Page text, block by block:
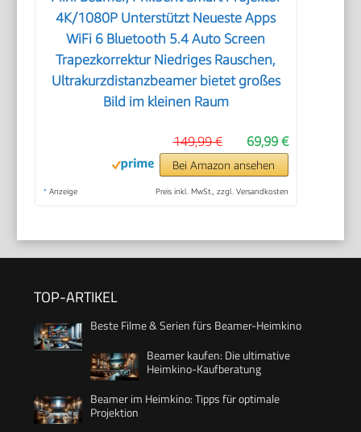
4K/1080P Unterstützt Neueste Apps
WiFi 6 Bluetooth 5.4 Auto Screen
Trapezkorrektur Niedriges Rauschen,
Ultrakurzdistanzbeamer bietet großes
Bild im kleinen Raum
69,99 €
149,99 €
Bei Amazon ansehen
* Anzeige Preis inkl. MwSt., zzgl. Versandkosten
TOP-ARTIKEL
Beste Filme & Serien fürs Beamer-Heimkino
Beamer kaufen: Die ultimative
Heimkino-Kaufberatung
Beamer im Heimkino: Tipps für optimale
Projektion